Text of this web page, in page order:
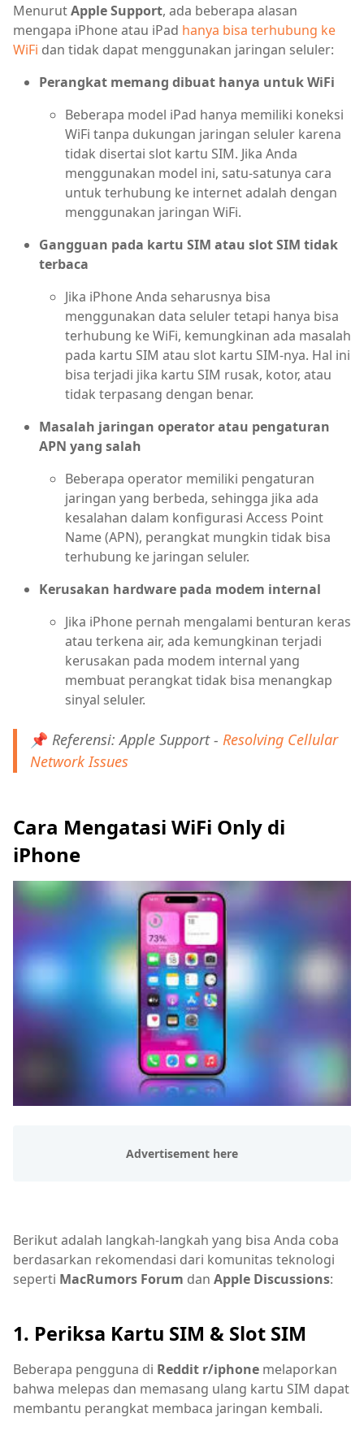
MenurutApple Support, ada beberapa alasan
mengapa iPhone atau iPad hanya bisa terhubung ke
WiFi dan tidak dapat menggunakan jaringan seluler:
Perangkat memang dibuat hanya untuk WiFi
Beberapa model iPad hanya memiliki koneksi
WiFi tanpa dukungan jaringan seluler karena
tidak disertai slot kartu SIM. Jika Anda
menggunakan model ini, satu-satunya cara
untuk terhubung ke internet adalah dengan
menggunakan jaringan WiFi.
Gangguan pada kartu SIM atau slot SIM tidak
terbaca
Jika iPhone Anda seharusnya bisa
menggunakan data seluler tetapi hanya bisa
terhubung ke WiFi, kemungkinan ada masalah
pada kartu SIM atau slot kartu SIM-nya. Hal ini
bisa terjadi jika kartu SIM rusak, kotor, atau
tidak terpasang dengan benar.
Masalah jaringan operator atau pengaturan
APN yang salah
Beberapa operator memiliki pengaturan
jaringan yang berbeda, sehingga jika ada
kesalahan dalam konfigurasi Access Point
Name (APN), perangkat mungkin tidak bisa
terhubung ke jaringan seluler.
Kerusakan hardware pada modem internal
Jika iPhone pernah mengalami benturan keras
atau terkena air, ada kemungkinan terjadi
kerusakan pada modem internal yang
membuat perangkat tidak bisa menangkap
sinyal seluler.
📌 Referensi: Apple Support - Resolving Cellular
Network Issues
Cara Mengatasi WiFi Only di
iPhone
Berikut adalah langkah-langkah yang bisa Anda coba
berdasarkan rekomendasi dari komunitas teknologi
seperti MacRumors Forum dan Apple Discussions:
1. Periksa Kartu SIM & Slot SIM
Beberapa pengguna di Reddit r/iphone melaporkan
bahwa melepas dan memasang ulang kartu SIM dapat
membantu perangkat membaca jaringan kembali.